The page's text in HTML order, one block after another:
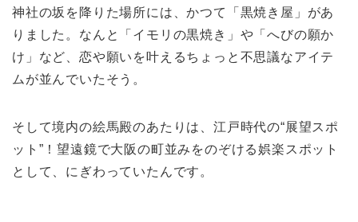
神社の坂を降りた場所には、かつて「黒焼き屋」があ
りました。なんと「イモリの黒焼き」や「へびの願か
け」など、恋や願いを叶えるちょっと不思議なアイテ
ムが並んでいたそう。
そして境内の絵馬殿のあたりは、江戸時代の“展望スポ
ット”！望遠鏡で大阪の町並みをのぞける娯楽スポット
として、にぎわっていたんです。